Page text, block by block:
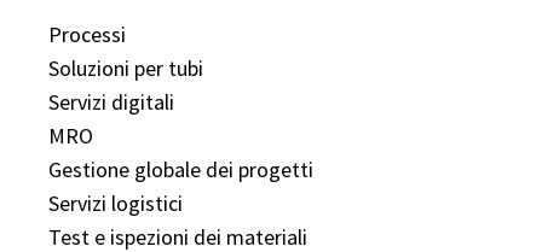
Processi
Soluzioni per tubi
Servizi digitali
MRO
Gestione globale dei progetti
Servizi logistici
Test e ispezioni dei materiali